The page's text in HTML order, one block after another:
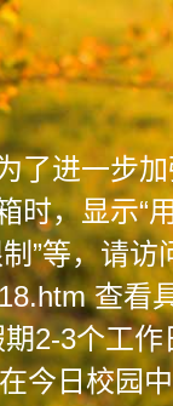
了进一步
时，显示“
”等，请访
查看
2-3个工
今日校园